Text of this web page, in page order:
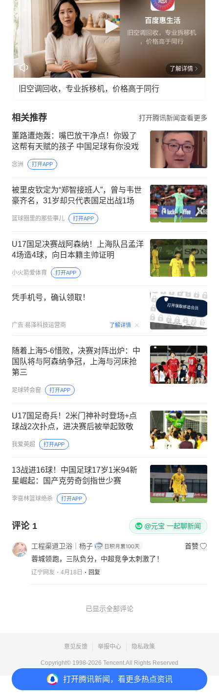
打开腾讯新闻，看更多热点资讯
了解详情
旧空调回收，专业拆移机，价格高于同行
相关推荐 打开腾讯新闻查看更多
董路遭炮轰：嘴巴放干净点！你毁了
这帮有天赋的孩子 中国足球有你没戏
念洲 打开APP
被里皮钦定为“郑智接班人”，曾与韦世
豪齐名，31岁却只代表国足出战1场
篮球圈里的那些事儿 打开APP
U17国足决赛战阿森纳！上海队吕孟洋
4场造4球，向日本籍主帅证明
小火箭爱体育 打开APP
凭手机号，确认领取！
广告 易泽科技运营商 了解详情 00:15
随着上海5-6惜败，决赛对阵出炉：中
国队将与阿森纳争冠，上海与河床抢
第三
足球转会窗 打开APP
U17国足奇兵！2米门神补时登场+点
球战2次扑点，进决赛后被举起致敬
我爱英超 打开APP
13战进16球！中国足球17岁1米94新
星崛起：国产克劳奇剑指世少赛
李喜林篮球绝杀 打开APP
评论 1 @元宝 一起聊新闻
工程渠道卫浴｜杨子
首赞
蓉城领跑，三队负分，中超竞争太刺激了！
辽宁网友 4月18日 回复
已显示全部评论
意见反馈 举报中心 隐私政策
Copyright© 1998-2026 Tencent.All Rights Reserved